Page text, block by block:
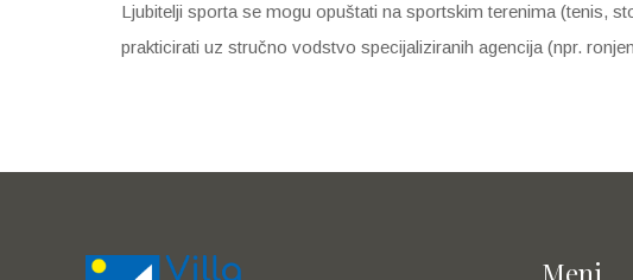
Ljubitelji sporta se mogu opuštati na sportskim terenima (tenis,
prakticirati uz stručno vodstvo specijaliziranih agencija (npr.
Meni